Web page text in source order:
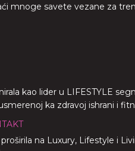
mnoge savete vezane za
kao lider u LIFESTYLE
ka zdravoj ishrani i
na Luxury, Lifestyle i